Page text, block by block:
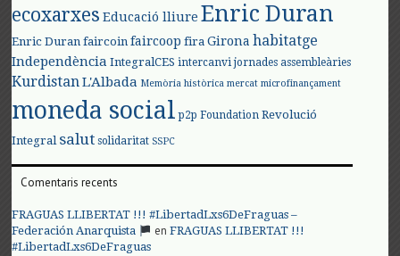
ecoxarxes Educació lliure Enric Duran
Enric Duran faircoin faircoop fira Girona habitatge
Independència IntegralCES intercanvi jornades assembleàries
KurdistanL'Albada Memòria històrica mercat microfinançament
moneda social p2p Foundation Revolució
Integral salut solidaritat SSPC
Comentaris recents
FRAGUAS LLIBERTAT !!! #LibertadLxs6DeFraguas –
Federación Anarquista
enFRAGUAS LLIBERTAT !!!
#LibertadLxs6DeFraguas